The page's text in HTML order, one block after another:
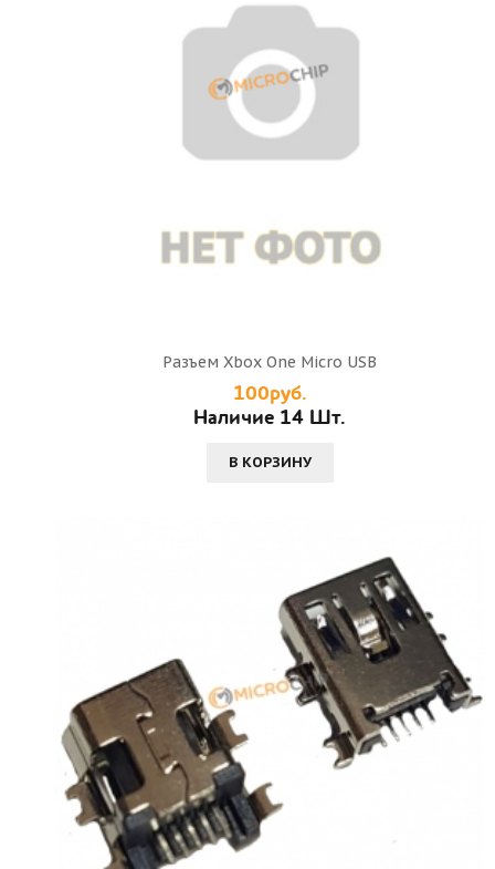
Разъем Xbox One Micro USB
100руб.
Наличие 14 Шт.
В КОРЗИНУ